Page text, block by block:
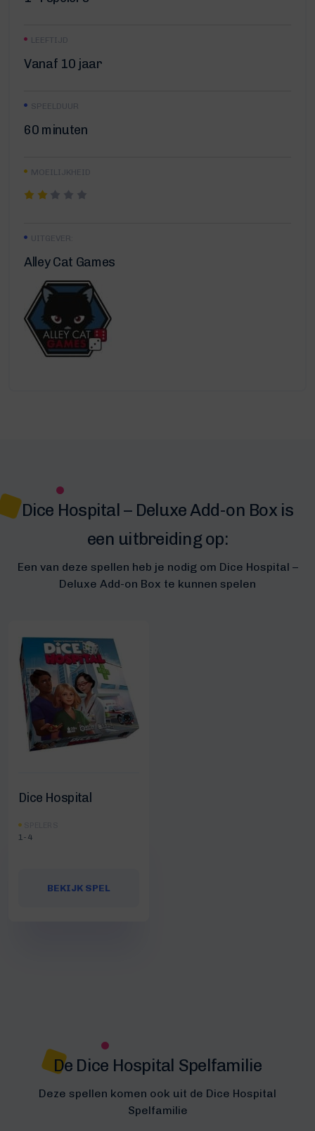
LEEFTIJD
Vanaf 10 jaar
SPEELDUUR
60 minuten
MOEILIJKHEID
UITGEVER:
Alley Cat Games
Dice Hospital – Deluxe Add-on Box is
een uitbreiding op:
Een van deze spellen heb je nodig om Dice Hospital –
Deluxe Add-on Box te kunnen spelen
Dice Hospital
1-4
BEKIJK SPEL
De Dice Hospital Spelfamilie
Deze spellen komen ook uit de Dice Hospital
Spelfamilie